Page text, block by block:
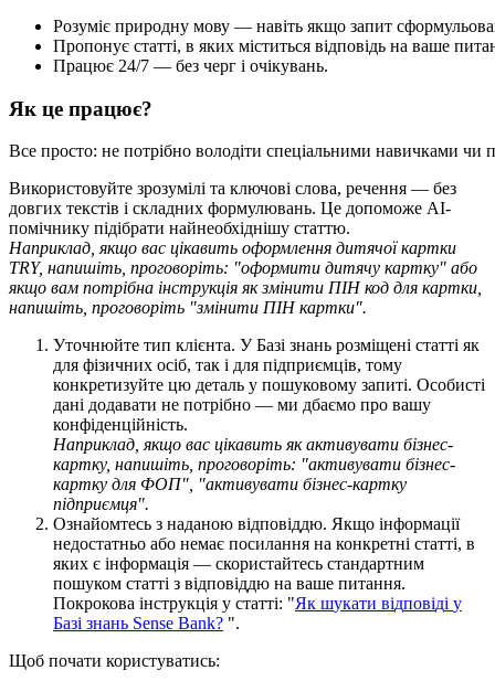
Розуміє природну мову — навіть якщо запит сформульова
Пропонує статті, в яких міститься відповідь на ваше пита
Працює 24/7 — без черг і очікувань.
Як це працює?
Все просто: не потрібно володіти спеціальними навичками чи п
Використовуйте зрозумілі та ключові слова, речення — без
довгих текстів і складних формулювань. Це допоможе АІ-
помічнику підібрати найнеобхіднішу статтю.
Наприклад якщо вас цікавить оформлення дитячої картки
TRY, напишіть проговоріть: "оформити дитячу картку" або
якщо вам потрібна інструкція як змінити ПІН код для картки
напишіть проговоріть "змінити ПІН картки".
Уточнюйте тип клієнта. У Базі знань розміщені статті як
для фізичних осіб, так і для підприємців, тому
конкретизуйте цю деталь у пошуковому запиті. Особисті
дані додавати не потрібно — ми дбаємо про вашу
конфіденційність.
Наприклад якщо вас цікавить як активувати бізнес-
картку, напишіть проговоріть: "активувати бізнес-
картку для ФОП" "активувати бізнес-картку
підприємця".
Ознайомтесь з наданою відповіддю. Якщо інформації
недостатньо або немає посилання на конкретні статті, в
яких є інформація — скористайтесь стандартним
пошуком статті з відповіддю на ваше питання.
Покрокова інструкція у статті: "Як шукати відповіді у
Базі знань Sense Bank? ".
Щоб почати користуватись: